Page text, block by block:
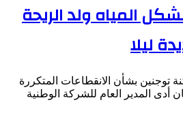
المياه ولد الريحة
ليلا
توجنين بشأن الانقطاعات المتكررة
أدى المدير العام للشركة الوطنية